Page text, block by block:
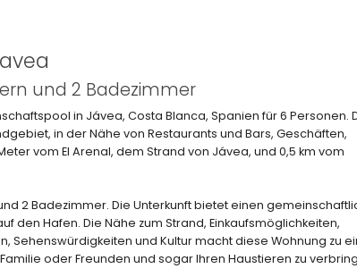
und 2 Badezimmer
in Jávea, Costa Blanca, Spanien für 6 Personen.
in der Nähe von Restaurants und Bars, Geschäften,
vom El Arenal, dem Strand von Jávea, und 0,5 km vom
2 Badezimmer. Die Unterkunft bietet einen
den Hafen. Die Nähe zum Strand, Einkaufsmöglichkeiten,
Sehenswürdigkeiten und Kultur macht diese Wohnung zu
oder Freunden und sogar Ihren Haustieren zu